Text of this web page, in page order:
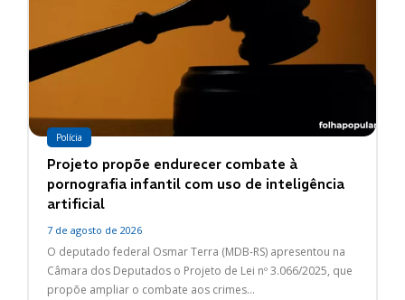
Polícia
Projeto propõe endurecer combate à
pornografia infantil com uso de inteligência
artificial
7 de agosto de 2026
O deputado federal Osmar Terra (MDB-RS) apresentou na
Câmara dos Deputados o Projeto de Lei nº 3.066/2025, que
propõe ampliar o combate aos crimes...